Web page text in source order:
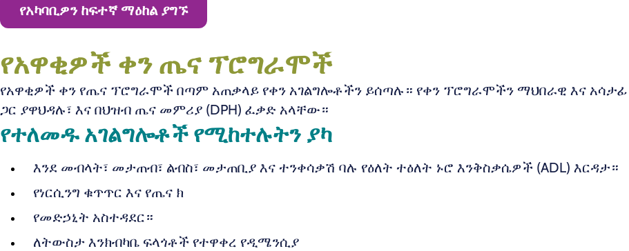
የአካባቢዎን ከፍተኛ ማዕከል ያግኙ
የአዋቂዎች ቀን ጤና ፕሮግራሞች
የአዋቂዎች ቀን የጤና ፕሮግራሞች በጣም አጠቃላይ የቀን አገልግሎቶችን ይሰጣሉ። የቀን ፕሮግራሞችን ማህበራዊ እና አሳታፊ
ጋር ያዋህዳሉ፣ እና በህዝብ ጤና መምሪያ (DPH) ፈቃድ አላቸው።
የተለመዱ አገልግሎቶች የሚከተሉትን ያካ
እንደ መብላት፣ መታጠብ፣ ልብስ፣ መታጠቢያ እና ተንቀሳቃሽ ባሉ የዕለት ተዕለት ኑሮ እንቅስቃሴዎች (ADL) እርዳታ።
የነርሲንግ ቁጥጥር እና የጤና ክ
የመድኃኒት አስተዳደር።
ለትውስታ እንክብካቤ ፍላጎቶች የተዋቀረ የዲሜንሲያ